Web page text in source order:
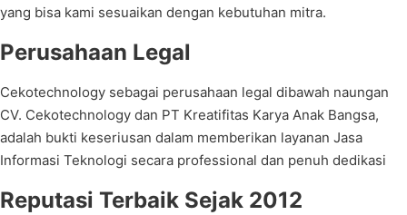
yang bisa kami sesuaikan dengan kebutuhan mitra.
Perusahaan Legal
Cekotechnology sebagai perusahaan legal dibawah naungan
CV. Cekotechnology dan PT Kreatifitas Karya Anak Bangsa,
adalah bukti keseriusan dalam memberikan layanan Jasa
Informasi Teknologi secara professional dan penuh dedikasi
Reputasi Terbaik Sejak 2012